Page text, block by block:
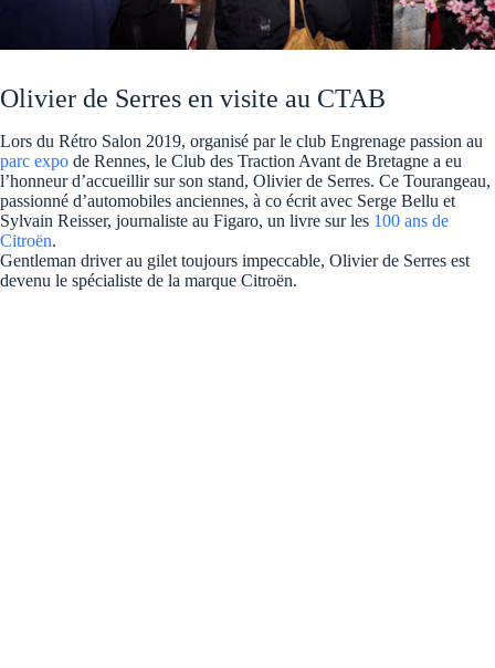
Olivier de Serres en visite au CTAB
Lors du Rétro Salon 2019, organisé par le club Engrenage passion au
parc expo de Rennes, le Club des Traction Avant de Bretagne a eu
l’honneur d’accueillir sur son stand, Olivier de Serres. Ce Tourangeau,
passionné d’automobiles anciennes, à co écrit avec Serge Bellu et
Sylvain Reisser, journaliste au Figaro, un livre sur les 100 ans de
Citroën.
Gentleman driver au gilet toujours impeccable, Olivier de Serres est
devenu le spécialiste de la marque Citroën.